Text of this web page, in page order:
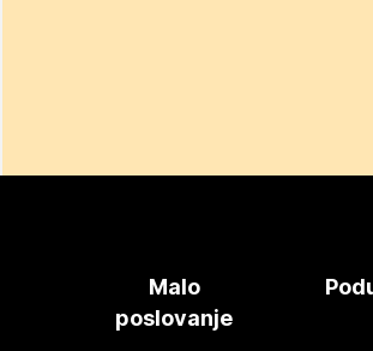
Malo
poslovanje